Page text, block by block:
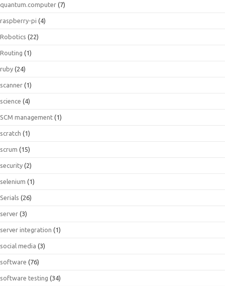
quantum.computer (7)
raspberry-pi (4)
Robotics (22)
Routing (1)
ruby (24)
scanner (1)
science (4)
SCM management (1)
scratch (1)
scrum (15)
security (2)
selenium (1)
Serials (26)
server (3)
server integration (1)
social media (3)
software (76)
software testing (34)